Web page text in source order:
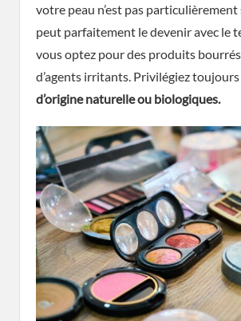
votre peau n’est pas particulièrement
peut parfaitement le devenir avec le
vous optez pour des produits bourrés
d’agents irritants. Privilégiez toujours
d’origine naturelleou biologiques.